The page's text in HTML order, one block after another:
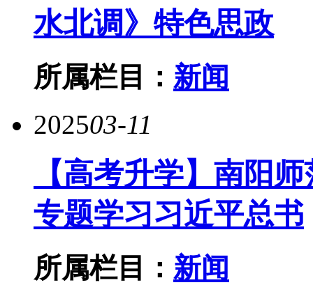
水北调》特色思政
所属栏目： 新闻
202503-11
【高考升学】南阳
专题学习习近平总书
所属栏目： 新闻